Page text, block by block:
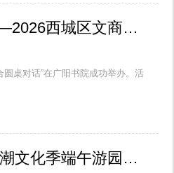
文化赋能聚合力 融合破圈启新篇——2026西城区文商旅体融合圆桌对话成功举办
桌对话”在广阳书院成功举办。活
潮玩端午 戏韵怀柔——2026怀柔国潮文化季端午游园会亮相城市客厅